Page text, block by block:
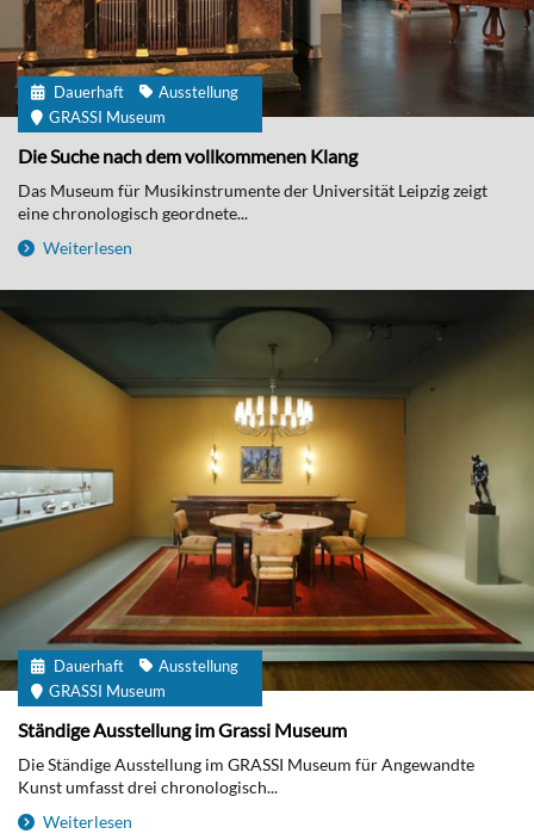
Dauerhaft
Ausstellung
GRASSI Museum
Die Suche nach dem vollkommenen Klang
Das Museum für Musikinstrumente der Universität Leipzig zeigt
eine chronologisch geordnete...
Weiterlesen
Dauerhaft
Ausstellung
GRASSI Museum
Ständige Ausstellung im Grassi Museum
Die Ständige Ausstellung im GRASSI Museum für Angewandte
Kunst umfasst drei chronologisch...
Weiterlesen